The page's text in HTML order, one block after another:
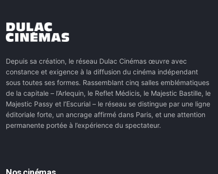
Depuis sa création, le réseau Dulac Cinémas œuvre avec
constance et exigence à la diffusion du cinéma indépendant
sous toutes ses formes. Rassemblant cinq salles emblématiques
de la capitale – l’Arlequin, le Reflet Médicis, le Majestic Bastille, le
Majestic Passy et l’Escurial – le réseau se distingue par une ligne
éditoriale forte, un ancrage affirmé dans Paris, et une attention
permanente portée à l’expérience du spectateur.